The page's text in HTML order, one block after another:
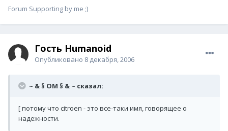
Forum Supporting by me ;)
Гость Humanoid
Опубликовано 8 декабря, 2006
~ & § OM § & ~ сказал:
[ потому что citroen - это все-таки имя, говорящее о
надежности.